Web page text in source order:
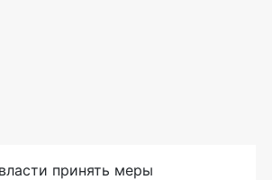
принять меры